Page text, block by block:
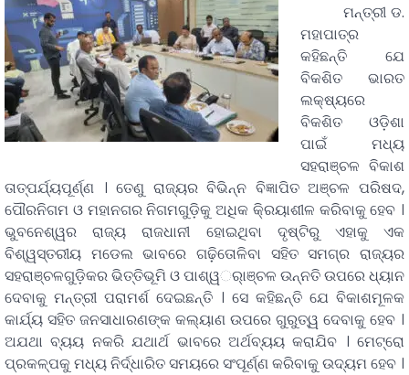
ମନ୍ତ୍ରୀ ଡ.
ମହାପାତ୍ର
କହିଛନ୍ତି ଯେ
ବିକଶିତ ଭାରତ
ଲକ୍ଷ୍ୟରେ
ବିକଶିତ ଓଡ଼ିଶା
ପାଇଁ ମଧ୍ୟ
ସହରାଞ୍ଚଳ ବିକାଶ
ତାତ୍ପର୍ଯ୍ୟପୂର୍ଣ୍ଣ । ତେଣୁ ରାଜ୍ୟର ବିଭିନ୍ନ ବିଜ୍ଞାପିତ ଅଞ୍ଚଳ ପରିଷଦ,
ପୌରନିଗମ ଓ ମହାନଗର ନିଗମଗୁଡ଼ିକୁ ଅଧିକ କି୍ରୟାଶୀଳ କରିବାକୁ ହେବ ।
ଭୁବନେଶ୍ୱର ରାଜ୍ୟ ରାଜଧାନୀ ହୋଇଥିବା ଦୃଷ୍ଟିରୁ ଏହାକୁ ଏକ
ବିଶ୍ୱସ୍ତରୀୟ ମଡେଲ ଭାବରେ ଗଢ଼ିତୋଳିବା ସହିତ ସମଗ୍ର ରାଜ୍ୟର
ସହରାଞ୍ଚଳଗୁଡ଼ିକର ଭିତ୍ତିଭୂମି ଓ ପାଶ୍ୱର୍ାଞ୍ଚଳ ଉନ୍ନତି ଉପରେ ଧ୍ୟାନ
ଦେବାକୁ ମନ୍ତ୍ରୀ ପରାମର୍ଶ ଦେଇଛନ୍ତି । ସେ କହିଛନ୍ତି ଯେ ବିକାଶମୂଳକ
କାର୍ଯ୍ୟ ସହିତ ଜନସାଧାରଣଙ୍କ କଲ୍ୟାଣ ଉପରେ ଗୁରୁତ୍ୱ ଦେବାକୁ ହେବ ।
ଅଯଥା ବ୍ୟୟ ନକରି ଯଥାର୍ଥ ଭାବରେ ଅର୍ଥବ୍ୟୟ କରାଯିବ । ମେଟ୍ରୋ
ପ୍ରକଳ୍ପକୁ ମଧ୍ୟ ନିର୍ଦ୍ଧାରିତ ସମୟରେ ସଂପୂର୍ଣ୍ଣ କରିବାକୁ ଉଦ୍ୟମ ହେବ ।